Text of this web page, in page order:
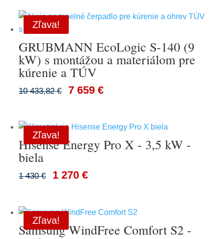
Zľava!
GRUBMANN EcoLogic S-140 (9
kW) s montážou a materiálom pre
kúrenie a TÚV
10 433,82 € 7 659 €
Zľava!
Hisense Energy Pro X - 3,5 kW -
biela
1 430 € 1 270 €
Zľava!
Samsung WindFree Comfort S2 -